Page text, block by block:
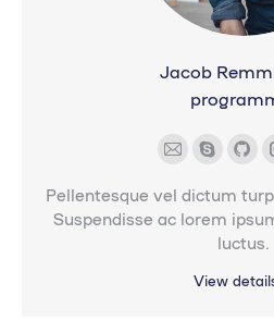
Jacob
Pellentesque vel dictum
Suspendisse ac lorem
luctus.
E-
mail
Skype
View